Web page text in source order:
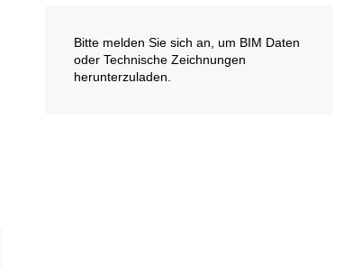
Bitte melden Sie sich an, um BIM Daten
oder Technische Zeichnungen
herunterzuladen.